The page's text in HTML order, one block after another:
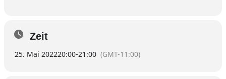
Zeit
25. Mai 202220:00-21:00 (GMT-11:00)